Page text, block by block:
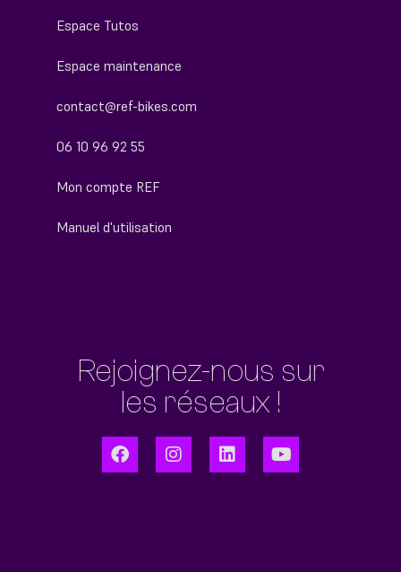
Espace Tutos
Espace maintenance
contact@ref-bikes.com
06 10 96 92 55
Mon compte REF
Manuel d'utilisation
Rejoignez-nous sur
les réseaux !